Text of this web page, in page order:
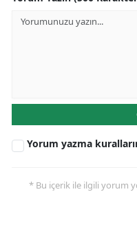
Yorum yazma
* Bu içerik ile ilgili yorum